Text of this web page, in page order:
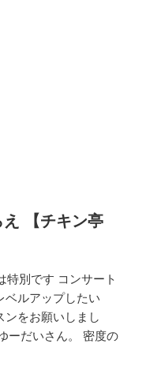
【チキン亭
特別です コンサート
ベルアップしたい
ンをお願いしまし
ーだいさん。 密度の